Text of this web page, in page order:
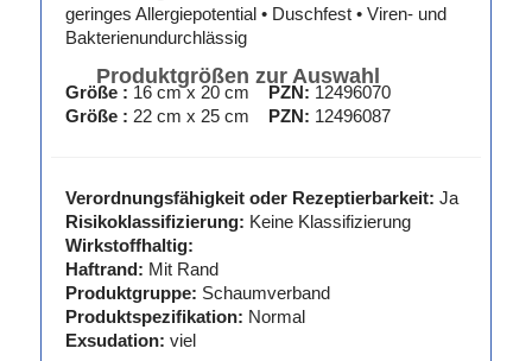
geringes Allergiepotential • Duschfest • Viren- und
Bakterienundurchlässig
Produktgrößen zur Auswahl
Größe : 16 cm x 20 cm PZN: 12496070
Größe : 22 cm x 25 cm PZN: 12496087
Verordnungsfähigkeit oder Rezeptierbarkeit: Ja
Risikoklassifizierung: Keine Klassifizierung
Wirkstoffhaltig:
Haftrand: Mit Rand
Produktgruppe: Schaumverband
Produktspezifikation: Normal
Exsudation: viel